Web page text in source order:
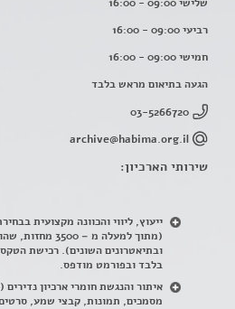
רביעי 09:00 - 16:00
חמישי 09:00 - 16:00
הגעה בתיאום מראש בלבד
03-5266720
archive@habima.org.il
שירותי הארכיון:
ייעוץ, ליווי והכוונה מקצועית
(מתוך למעלה מ –
ובתיאטרונים השונים). רכישת
בלבד ובפורמט מודפס.
איתור והנגשת חומרי ארכיון נדירים (
מסמכים, תמונות, קבצי שמע, סרטים